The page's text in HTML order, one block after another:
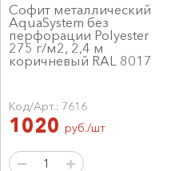
Софит металлический
AquaSystem без
перфорации Polyester
275 г/м2, 2,4 м
коричневый RAL 8017
Код/Арт.: 7616
1020 руб./шт